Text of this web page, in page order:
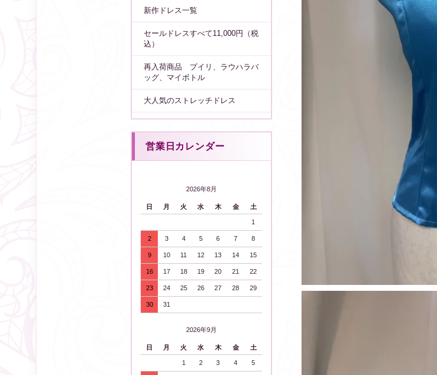
新作ドレス一覧
セールドレスすべて11,000円（税
込）
再入荷商品 プイリ、ラウハラバ
ッグ、マイボトル
大人気のストレッチドレス
営業日カレンダー
2026年8月
日 月 火 水 木 金 土
1
2 3 4 5 6 7 8
9 10 11 12 13 14 15
16 17 18 19 20 21 22
23 24 25 26 27 28 29
30 31
2026年9月
日 月 火 水 木 金 土
1 2 3 4 5